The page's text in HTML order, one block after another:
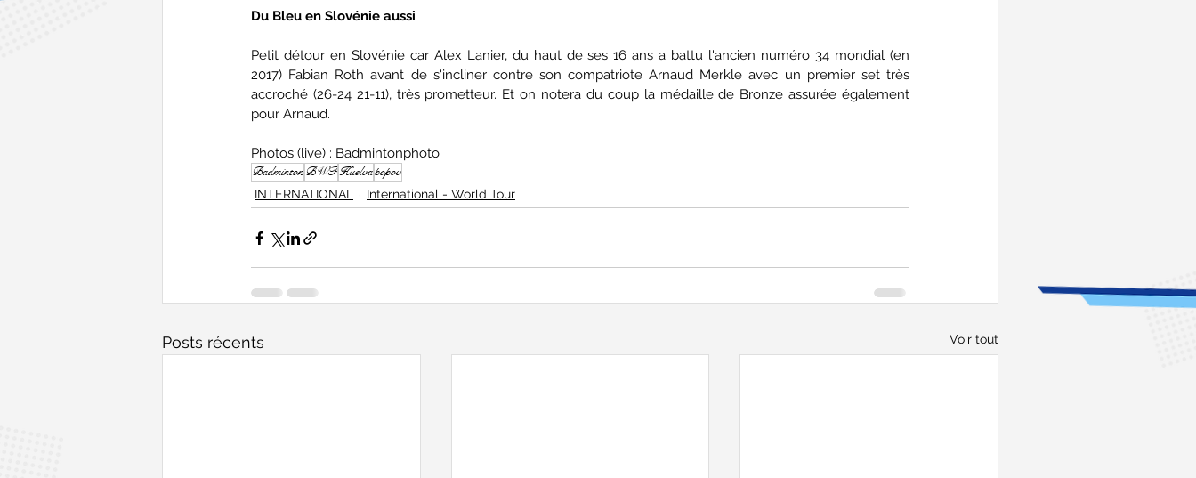
Du Bleu en Slovénie aussi
Petit détour en Slovénie car Alex Lanier, du haut de ses 16 ans a battu l'ancien numéro 34 mondial (en
2017) Fabian Roth avant de s'incliner contre son compatriote Arnaud Merkle avec un premier set très
accroché (26-24 21-11), très prometteur. Et on notera du coup la médaille de Bronze assurée également
pour Arnaud.
Photos (live) : Badmintonphoto
BadmintonBWFHuelvapopov
INTERNATIONAL International - World Tour
Posts récents Voir tout